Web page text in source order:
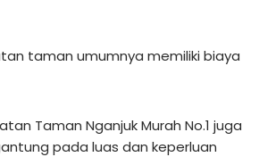
taman umumnya memiliki biaya
Taman Nganjuk Murah No.1 juga
pada luas dan keperluan